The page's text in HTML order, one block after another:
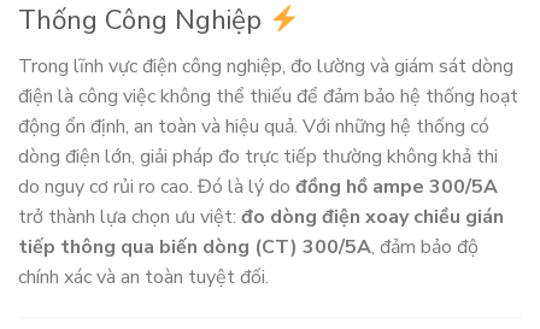
Thống Công Nghiệp
Trong lĩnh vực điện công nghiệp, đo lường và giám sát dòng
điện là công việc không thể thiếu để đảm bảo hệ thống hoạt
động ổn định, an toàn và hiệu quả. Với những hệ thống có
dòng điện lớn, giải pháp đo trực tiếp thường không khả thi
do nguy cơ rủi ro cao. Đó là lý do đồng hồ ampe 300/5A
trở thành lựa chọn ưu việt: đo dòng điện xoay chiều gián
tiếp thông qua biến dòng (CT) 300/5A, đảm bảo độ
chính xác và an toàn tuyệt đối.